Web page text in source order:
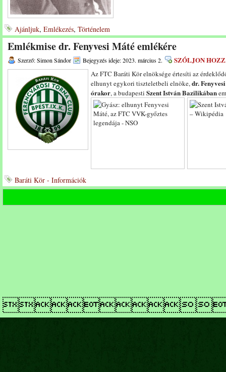
Ajánljuk, Emlékezés, Történelem
Emlékmise dr. Fenyvesi Máté emlékére
Szerző: Simon Sándor Bejegyzés ideje: 2023. március 2. SZÓLJON
Az FTC Baráti Kör elnöksége értesíti az
elhunyt egykori tiszteletbeli elnöke,dr.
órakor, a budapesti Szent István Bazilikában
Baráti Kör - Információk